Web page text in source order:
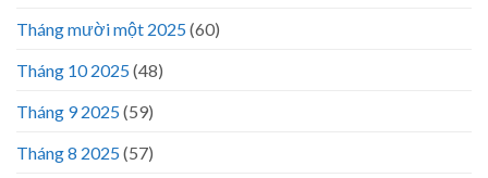
Tháng mười một 2025(60)
Tháng 10 2025(48)
Tháng 9 2025(59)
Tháng 8 2025(57)